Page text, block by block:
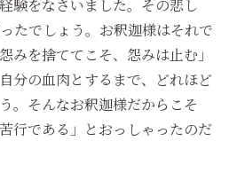
験をなさいました。その悲し
たでしょう。お釈迦様はそれで
みを捨ててこそ、怨みは止む」
分の血肉とするまで、どれほど
。そんなお釈迦様だからこそ
行である」とおっしゃったのだ